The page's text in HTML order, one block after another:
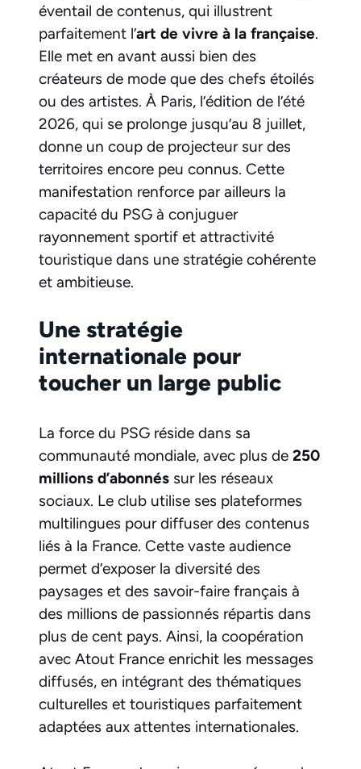
éventail de contenus, qui illustrent
parfaitement l’art de vivre à la française.
Elle met en avant aussi bien des
créateurs de mode que des chefs étoilés
ou des artistes. À Paris, l’édition de l’été
2026, qui se prolonge jusqu’au 8 juillet,
donne un coup de projecteur sur des
territoires encore peu connus. Cette
manifestation renforce par ailleurs la
capacité du PSG à conjuguer
rayonnement sportif et attractivité
touristique dans une stratégie cohérente
et ambitieuse.
Une stratégie
internationale pour
toucher un large public
La force du PSG réside dans sa
communauté mondiale, avec plus de 250
millions d’abonnés sur les réseaux
sociaux. Le club utilise ses plateformes
multilingues pour diffuser des contenus
liés à la France. Cette vaste audience
permet d’exposer la diversité des
paysages et des savoir-faire français à
des millions de passionnés répartis dans
plus de cent pays. Ainsi, la coopération
avec Atout France enrichit les messages
diffusés, en intégrant des thématiques
culturelles et touristiques parfaitement
adaptées aux attentes internationales.